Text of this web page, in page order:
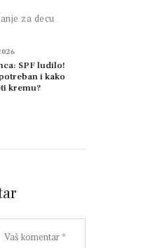
SPF ludilo!
i kako
kremu?